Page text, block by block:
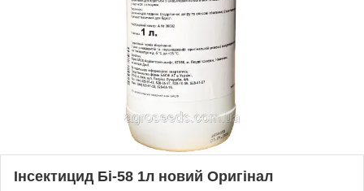
Інсектицид Бі-58 1л новий Оригінал